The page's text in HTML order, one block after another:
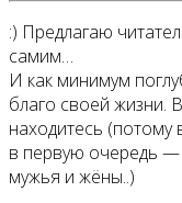
:) Предлагаю
самим…
И как минимум
благо своей жизни.
находитесь
в первую очередь
мужья и жёны..)